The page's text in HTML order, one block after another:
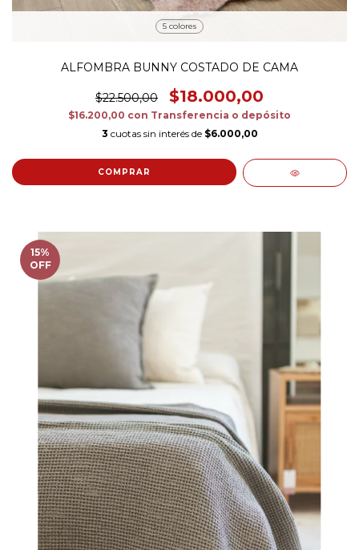
5 colores
ALFOMBRA BUNNY COSTADO DE CAMA
$22.500,00 $18.000,00
$16.200,00 con Transferencia o depósito
3 cuotas sin interés de $6.000,00
COMPRAR
15%
OFF